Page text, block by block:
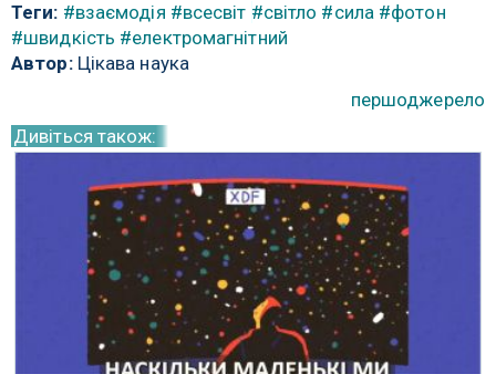
Теги: #взаємодія #всесвіт #світло #сила #фотон
#швидкість #електромагнітний
Автор:Цікава наука
першоджерело
Дивіться також: